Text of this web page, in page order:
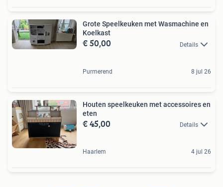
Grote Speelkeuken met Wasmachine en
Koelkast
€ 50,00 Details
Purmerend 8 jul 26
Houten speelkeuken met accessoires en
eten
€ 45,00 Details
Haarlem 4 jul 26